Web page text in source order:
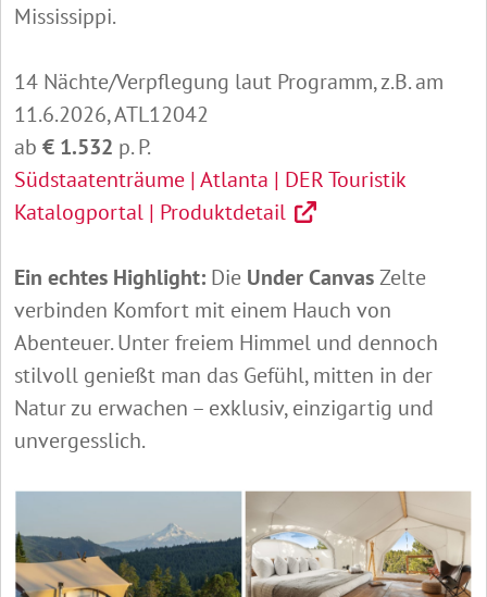
Mississippi.
14 Nächte/Verpflegung laut Programm, z.B. am
11.6.2026, ATL12042
ab € 1.532 p. P.
Südstaatenträume | Atlanta | DER Touristik
Katalogportal | Produktdetail
Ein echtes Highlight: Die Under CanvasZelte
verbinden Komfort mit einem Hauch von
Abenteuer. Unter freiem Himmel und dennoch
stilvoll genießt man das Gefühl, mitten in der
Natur zu erwachen – exklusiv, einzigartig und
unvergesslich.